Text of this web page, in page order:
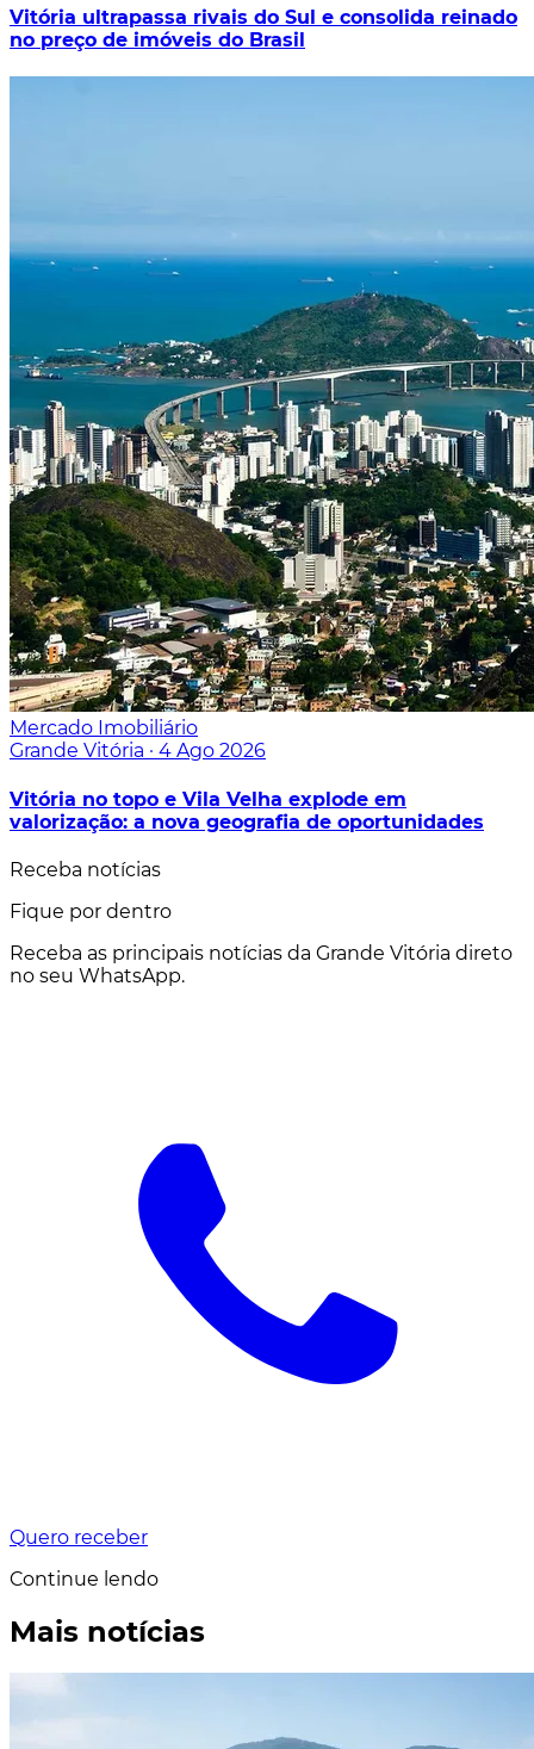
Vitória ultrapassa rivais do Sul e consolida reinado
no preço de imóveis do Brasil
Mercado Imobiliário
Grande Vitória · 4 Ago 2026
Vitória no topo e Vila Velha explode em
valorização: a nova geografia de oportunidades
Receba notícias
Fique por dentro
Receba as principais notícias da Grande Vitória direto
no seu WhatsApp.
Quero receber
Continue lendo
Mais notícias